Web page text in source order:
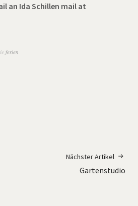
an Ida Schillen mail at
ferien
Nächster Artikel
Gartenstudio